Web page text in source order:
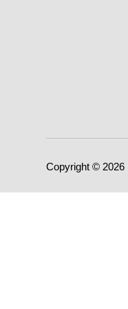
Copyright © 2026